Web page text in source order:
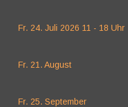
Fr. 24. Juli 2026 11 - 18 Uhr
Fr. 21. August
Fr. 25. September